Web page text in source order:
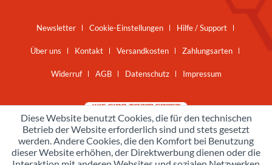
Newsletter Cookie-Einstellungen Hilfe / Support
Über uns Kontakt Versandkosten Zahlungsarten
Widerruf AGB Datenschutz Impressum
Diese Website benutzt Cookies, die für den technischen
Betrieb der Website erforderlich sind und stets gesetzt
werden. Andere Cookies, die den Komfort bei Benutzung
dieser Website erhöhen, der Direktwerbung dienen oder die